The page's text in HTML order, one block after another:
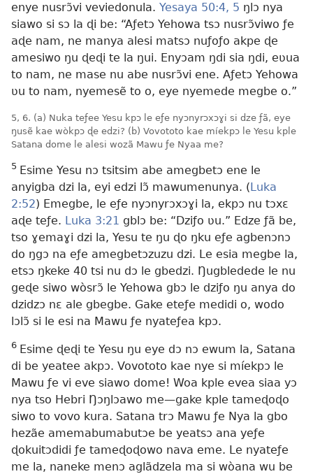
enye nusrɔ̃vi veviedonula. Yesaya 50:4, 5 ŋlɔ nya
siawo si sɔ la ɖi be: “Aƒetɔ Yehowa tsɔ nusrɔ̃viwo ƒe
aɖe nam, ne manya alesi matsɔ nuƒoƒo akpe ɖe
amesiwo ŋu ɖeɖi te la ŋui. Enyɔam ŋdi sia ŋdi, eʋua
to nam, ne mase nu abe nusrɔ̃vi ene. Aƒetɔ Yehowa
ʋu to nam, nyemesẽ to o, eye nyemede megbe o.”
5, 6. (a) Nuka teƒee Yesu kpɔ le eƒe nyɔnyrɔxɔɣi si dze ƒã, eye
ŋusẽ kae wòkpɔ ɖe edzi? (b) Vovototo kae míekpɔ le Yesu kple
Satana dome le alesi wozã Mawu ƒe Nyaa me?
5 Esime Yesu nɔ tsitsim abe amegbetɔ ene le
anyigba dzi la, eyi edzi lɔ̃ mawumenunya. (Luka
2:52) Emegbe, le eƒe nyɔnyrɔxɔɣi la, ekpɔ nu tɔxɛ
aɖe teƒe. Luka 3:21 gblɔ be: “Dziƒo ʋu.” Edze ƒã be,
tso ɣemaɣi dzi la, Yesu te ŋu ɖo ŋku eƒe agbenɔnɔ
do ŋgɔ na eƒe amegbetɔzuzu dzi. Le esia megbe la,
etsɔ ŋkeke 40 tsi nu dɔ le gbedzi. Ŋugbledede le nu
geɖe siwo wòsrɔ̃ le Yehowa gbɔ le dziƒo ŋu anya do
dzidzɔ nɛ ale gbegbe. Gake eteƒe medidi o, wodo
lɔlɔ̃ si le esi na Mawu ƒe nyateƒea kpɔ.
6 Esime ɖeɖi te Yesu ŋu eye dɔ nɔ ewum la, Satana
di be yeatee akpɔ. Vovototo kae nye si míekpɔ le
Mawu ƒe vi eve siawo dome! Woa kple evea siaa yɔ
nya tso Hebri Ŋɔŋlɔawo me—gake kple tameɖoɖo
siwo to vovo kura. Satana trɔ Mawu ƒe Nya la gbo
hezãe amemabumabutɔe be yeatsɔ ana yeƒe
ɖokuitɔdidi ƒe tameɖoɖowo nava eme. Le nyateƒe
me la, naneke menɔ aglãdzela ma si wòana wu be